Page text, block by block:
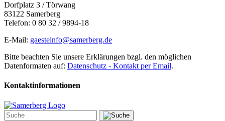
Dorfplatz 3 / Törwang
83122 Samerberg
Telefon: 0 80 32 / 9894-18
E-Mail: gaesteinfo@samerberg.de
Bitte beachten Sie unsere Erklärungen bzgl. den möglichen
Datenformaten auf: Datenschutz - Kontakt per Email.
Kontaktinformationen